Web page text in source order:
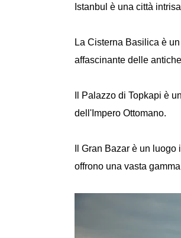
Istanbul è una città
La Cisterna Basilica è
affascinante delle
Il Palazzo di Topkapi è
dell'Impero Ottomano.
Il Gran Bazar è un
offrono una vasta